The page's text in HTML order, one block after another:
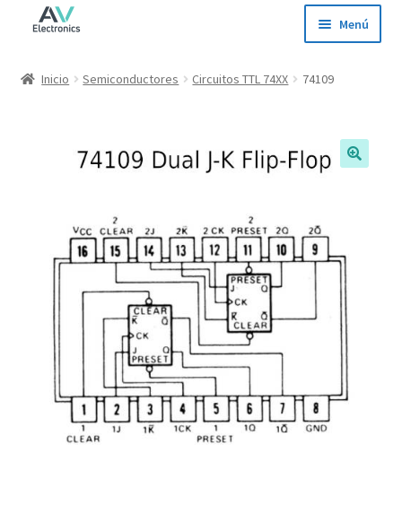
navegación
Menú
Inicio Semiconductores Circuitos TTL 74XX 74109